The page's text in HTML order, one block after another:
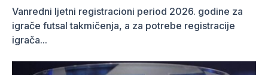
Vanredni ljetni registracioni period 2026. godine za
igrače futsal takmičenja, a za potrebe registracije
igrača...